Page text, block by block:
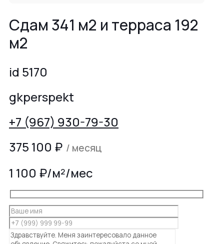
Сдам 341 м2 и терраса 192
м2
id 5170
gkperspekt
+7 (967) 930-79-30
375 100 ₽ / месяц
1 100 ₽/м²/мес